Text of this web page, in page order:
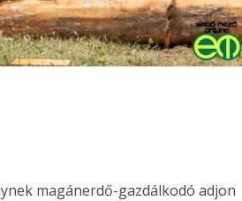
magánerdő-gazdálkodó adjon